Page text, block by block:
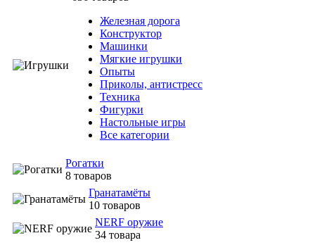
Железная дорога
Конструктор
Машинки
Мягкие игрушки
Опыты
Приколы, антистресс
Техника
Фигурки
Настольные игры
Все категории
Рогатки
8 товаров
Гранатамёты
10 товаров
NERF оружие
34 товара